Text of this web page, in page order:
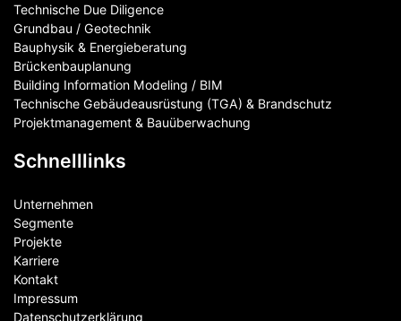
Technische Due Diligence
Grundbau / Geotechnik
Bauphysik & Energieberatung
Brückenbauplanung
Building Information Modeling / BIM
Technische Gebäudeausrüstung (TGA) & Brandschutz
Projektmanagement & Bauüberwachung
Schnelllinks
Unternehmen
Segmente
Projekte
Karriere
Kontakt
Impressum
Datenschutzerklärung